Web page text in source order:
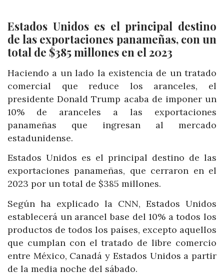
Estados Unidos es el principal destino
de las exportaciones panameñas, con un
total de $385 millones en el 2023
Haciendo a un lado la existencia de un tratado
comercial que reduce los aranceles, el
presidente Donald Trump acaba de imponer un
10% de aranceles a las exportaciones
panameñas que ingresan al mercado
estadunidense.
Estados Unidos es el principal destino de las
exportaciones panameñas, que cerraron en el
2023 por un total de $385 millones.
Según ha explicado la CNN, Estados Unidos
establecerá un arancel base del 10% a todos los
productos de todos los países, excepto aquellos
que cumplan con el tratado de libre comercio
entre México, Canadá y Estados Unidos a partir
de la media noche del sábado.